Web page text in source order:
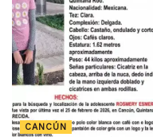
CANCÚN